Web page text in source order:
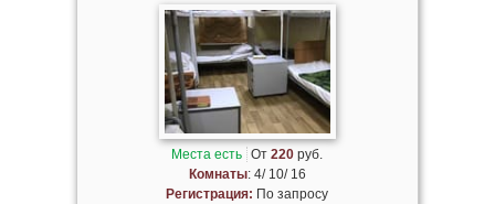
Места есть От220 руб.
Комнаты: 4/ 10/ 16
Регистрация: По запросу